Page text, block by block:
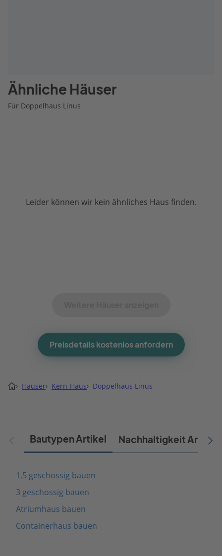
Ähnliche Häuser
Für Doppelhaus Linus
Leider können wir kein ähnliches Haus finden.
Preisdetails kostenlos anfordern
› Häuser› Kern-Haus› Doppelhaus Linus
Bautypen Artikel Nachhaltigkeit Artikel
1,5 geschossig bauen
3 geschossig bauen
Atriumhaus bauen
Containerhaus bauen